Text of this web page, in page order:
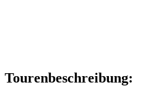
Tourenbeschreibung: